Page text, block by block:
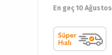
En geç 10